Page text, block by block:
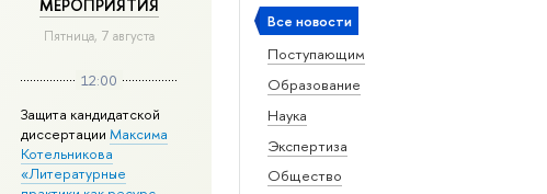
Все новости
Поступающим
Образование
Наука
Экспертиза
Общество
МЕРОПРИЯТИЯ
Пятница, 7 августа
12:00
Защита кандидатской
диссертации Максима
Котельникова
«Литературные